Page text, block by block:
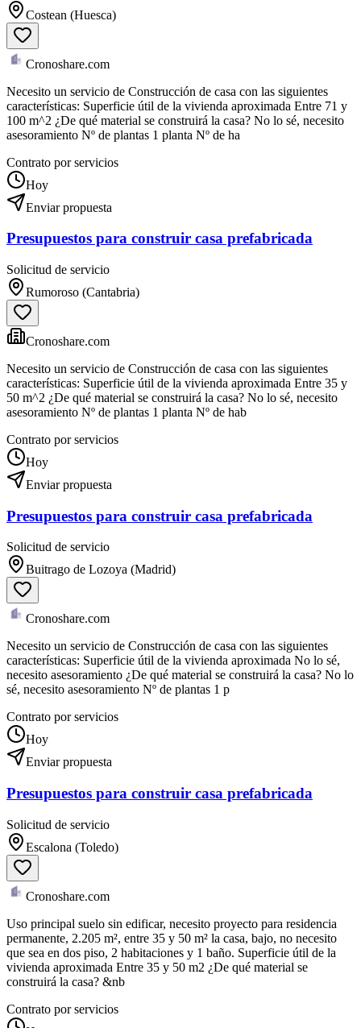
Costean (Huesca)
Cronoshare.com
Necesito un servicio de Construcción de casa con las siguientes
características: Superficie útil de la vivienda aproximada Entre 71 y
100 m^2 ¿De qué material se construirá la casa? No lo sé, necesito
asesoramiento Nº de plantas 1 planta Nº de ha
Contrato por servicios
Hoy
Enviar propuesta
Presupuestos para construir casa prefabricada
Solicitud de servicio
Rumoroso (Cantabria)
Cronoshare.com
Necesito un servicio de Construcción de casa con las siguientes
características: Superficie útil de la vivienda aproximada Entre 35 y
50 m^2 ¿De qué material se construirá la casa? No lo sé, necesito
asesoramiento Nº de plantas 1 planta Nº de hab
Contrato por servicios
Hoy
Enviar propuesta
Presupuestos para construir casa prefabricada
Solicitud de servicio
Buitrago de Lozoya (Madrid)
Cronoshare.com
Necesito un servicio de Construcción de casa con las siguientes
características: Superficie útil de la vivienda aproximada No lo sé,
necesito asesoramiento ¿De qué material se construirá la casa? No lo
sé, necesito asesoramiento Nº de plantas 1 p
Contrato por servicios
Hoy
Enviar propuesta
Presupuestos para construir casa prefabricada
Solicitud de servicio
Escalona (Toledo)
Cronoshare.com
Uso principal suelo sin edificar, necesito proyecto para residencia
permanente, 2.205 m², entre 35 y 50 m² la casa, bajo, no necesito
que sea en dos piso, 2 habitaciones y 1 baño. Superficie útil de la
vivienda aproximada Entre 35 y 50 m2 ¿De qué material se
construirá la casa? &nb
Contrato por servicios